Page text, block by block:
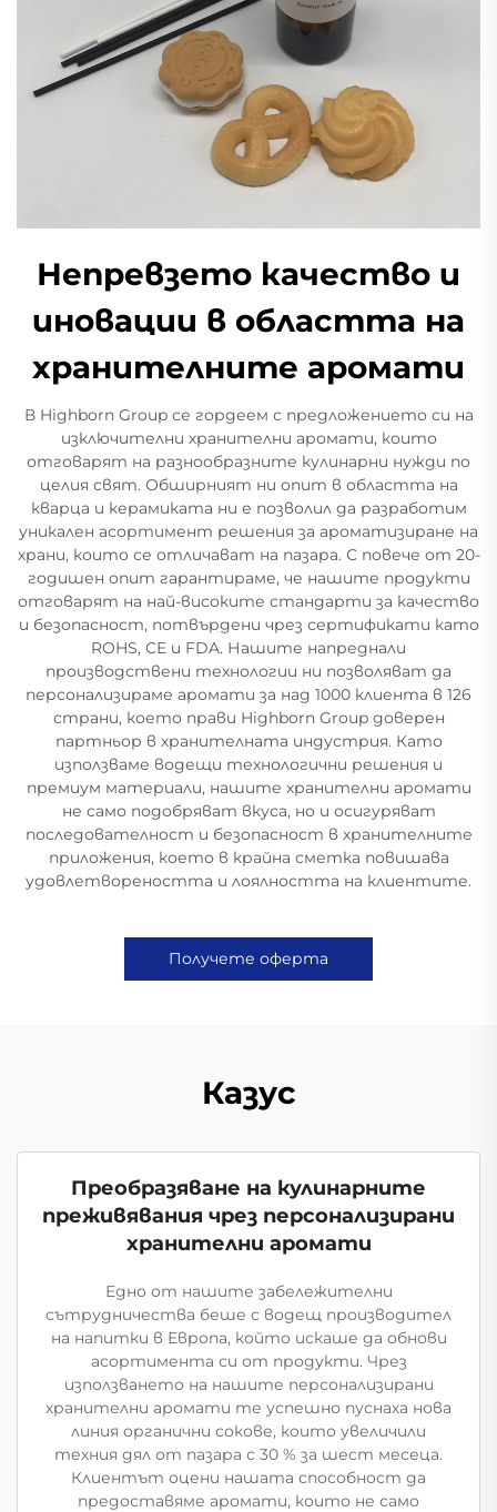
Непревзето качество и
иновации в областта на
хранителните аромати
В Highborn Group се гордеем с предложението си на
изключителни хранителни аромати, които
отговарят на разнообразните кулинарни нужди по
целия свят. Обширният ни опит в областта на
кварца и керамиката ни е позволил да разработим
уникален асортимент решения за ароматизиране на
храни, които се отличават на пазара. С повече от 20-
годишен опит гарантираме, че нашите продукти
отговарят на най-високите стандарти за качество
и безопасност, потвърдени чрез сертификати като
ROHS, CE и FDA. Нашите напреднали
производствени технологии ни позволяват да
персонализираме аромати за над 1000 клиента в 126
страни, което прави Highborn Group доверен
партньор в хранителната индустрия. Като
използваме водещи технологични решения и
премиум материали, нашите хранителни аромати
не само подобряват вкуса, но и осигуряват
последователност и безопасност в хранителните
приложения, което в крайна сметка повишава
удовлетвореността и лоялността на клиентите.
Получете оферта
Казус
Преобразяване на кулинарните
преживявания чрез персонализирани
хранителни аромати
Едно от нашите забележителни
сътрудничества беше с водещ производител
на напитки в Европа, който искаше да обнови
асортимента си от продукти. Чрез
използването на нашите персонализирани
хранителни аромати те успешно пуснаха нова
линия органични сокове, които увеличили
техния дял от пазара с 30 % за шест месеца.
Клиентът оцени нашата способност да
предоставяме аромати, които не само